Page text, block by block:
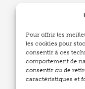
Pour offrir les
les cookies pour
consentir à ces
comportement de
consentir ou de
caractéristiques et